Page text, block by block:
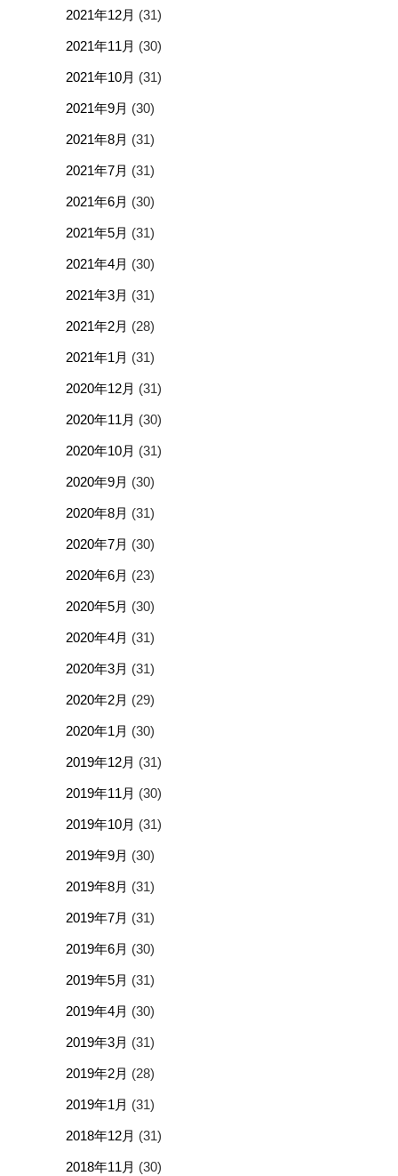
2021年12月 (31)
2021年11月 (30)
2021年10月 (31)
2021年9月 (30)
2021年8月 (31)
2021年7月 (31)
2021年6月 (30)
2021年5月 (31)
2021年4月 (30)
2021年3月 (31)
2021年2月 (28)
2021年1月 (31)
2020年12月 (31)
2020年11月 (30)
2020年10月 (31)
2020年9月 (30)
2020年8月 (31)
2020年7月 (30)
2020年6月 (23)
2020年5月 (30)
2020年4月 (31)
2020年3月 (31)
2020年2月 (29)
2020年1月 (30)
2019年12月 (31)
2019年11月 (30)
2019年10月 (31)
2019年9月 (30)
2019年8月 (31)
2019年7月 (31)
2019年6月 (30)
2019年5月 (31)
2019年4月 (30)
2019年3月 (31)
2019年2月 (28)
2019年1月 (31)
2018年12月 (31)
2018年11月 (30)